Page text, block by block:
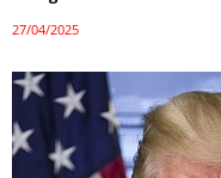
27/04/2025